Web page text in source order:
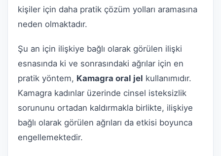
kişiler için daha pratik çözüm yolları aramasına
neden olmaktadır.
Şu an için ilişkiye bağlı olarak görülen ilişki
esnasında ki ve sonrasındaki ağrılar için en
pratik yöntem, Kamagra oral jel kullanımıdır.
Kamagra kadınlar üzerinde cinsel isteksizlik
sorununu ortadan kaldırmakla birlikte, ilişkiye
bağlı olarak görülen ağrıları da etkisi boyunca
engellemektedir.